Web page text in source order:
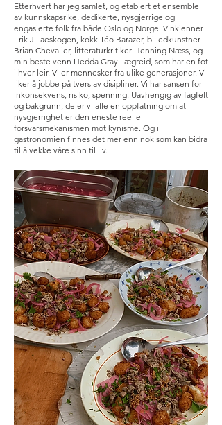
Etterhvert har jeg samlet, og etablert et ensemble
av kunnskapsrike, dedikerte, nysgjerrige og
engasjerte folk fra både Oslo og Norge. Vinkjenner
Erik J Laeskogen, kokk Téo Barazer, billedkunstner
Brian Chevalier, litteraturkritiker Henning Næss, og
min beste venn Hedda Gray Lægreid, som har en fot
i hver leir. Vi er mennesker fra ulike generasjoner. Vi
liker å jobbe på tvers av disipliner. Vi har sansen for
inkonsekvens, risiko, spenning. Uavhengig av fagfelt
og bakgrunn, deler vi alle en oppfatning om at
nysgjerrighet er den eneste reelle
forsvarsmekanismen mot kynisme. Og i
gastronomien finnes det mer enn nok som kan bidra
til å vekke våre sinn til liv.